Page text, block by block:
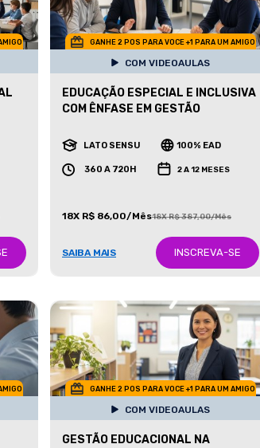
GANHE 2 POS PARA VOCE +1 PARA UM AMIGO
COM VIDEOAULAS
EDUCAÇÃO ESPECIAL E INCLUSIVA
COM ÊNFASE EM GESTÃO
LATO SENSU 100% EAD
360 A 720H 2 A 12 MESES
18X R$ 86,00/Mês18X R$ 387,00/Mês
SAIBA MAIS INSCREVA-SE
GANHE 2 POS PARA VOCE +1 PARA UM AMIGO
COM VIDEOAULAS
GESTÃO EDUCACIONAL NA